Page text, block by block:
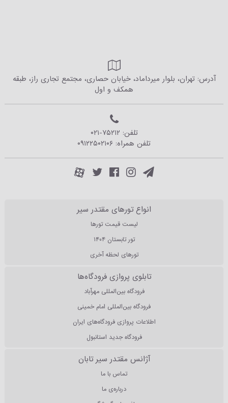
آدرس: تهران، بلوار میرداماد، خیابان حصاری، مجتمع تجاری راز، طبقه
همکف و اول
تلفن: ۰۲۱-۷۵۲۱۲
تلفن همراه: ۰۹۱۲۲۵۰۲۱۰۶
انواع تورهای مقتدر سیر
لیست قیمت تورها
تور تابستان ۱۴۰۴
تورهای لحظه آخری
تابلوی پروازی فرودگاه‌ها
فرودگاه بین‌المللی مهرآباد
فرودگاه بین‌المللی امام خمینی
اطلاعات پروازی فرودگاه‌های ایران
فرودگاه جدید استانبول
آژانس مقتدر سیر تابان
تماس با ما
درباره‌ی ما